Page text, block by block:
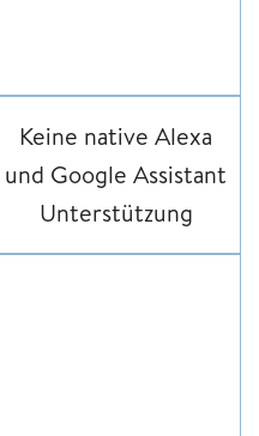
Keine native Alexa
und Google Assistant
Unterstützung